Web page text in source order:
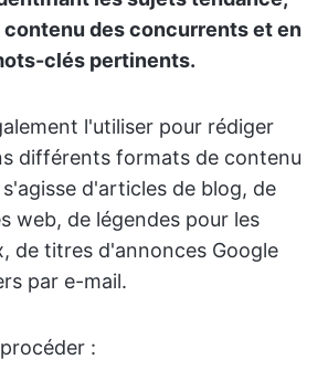
contenu des concurrents et en
clés pertinents.
l'utiliser pour rédiger
différents formats de contenu
d'articles de blog, de
web, de légendes pour les
de titres d'annonces Google
par e-mail.
: